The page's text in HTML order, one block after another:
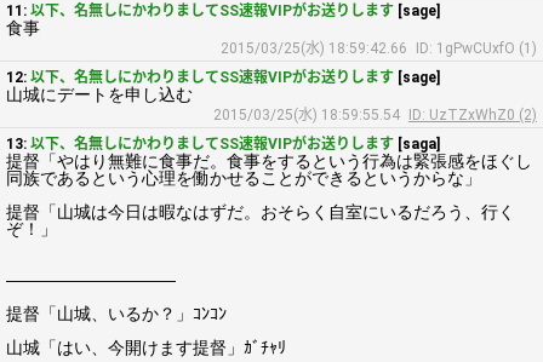
11: 以下、名無しにかわりましてSS速報VIPがお送りします [sage]
食事
2015/03/25(水) 18:59:42.66
ID: 1gPwCUxfO (1)
12: 以下、名無しにかわりましてSS速報VIPがお送りします [sage]
山城にデートを申し込む
2015/03/25(水) 18:59:55.54
ID: UzTZxWhZ0 (2)
13: 以下、名無しにかわりましてSS速報VIPがお送りします [saga]
提督「やはり無難に食事だ。食事をするという行為は緊張感をほぐし
同族であるという心理を働かせることができるというからな」
提督「山城は今日は暇なはずだ。おそらく自室にいるだろう、行く
ぞ！」
――――――――――
提督「山城、いるか？」ｺﾝｺﾝ
山城「はい、今開けます提督」ｶﾞﾁｬﾘ